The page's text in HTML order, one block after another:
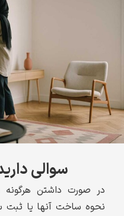
سوالی
در صورت داشتن هرگونه
نحوه ساخت آنها یا ثبت